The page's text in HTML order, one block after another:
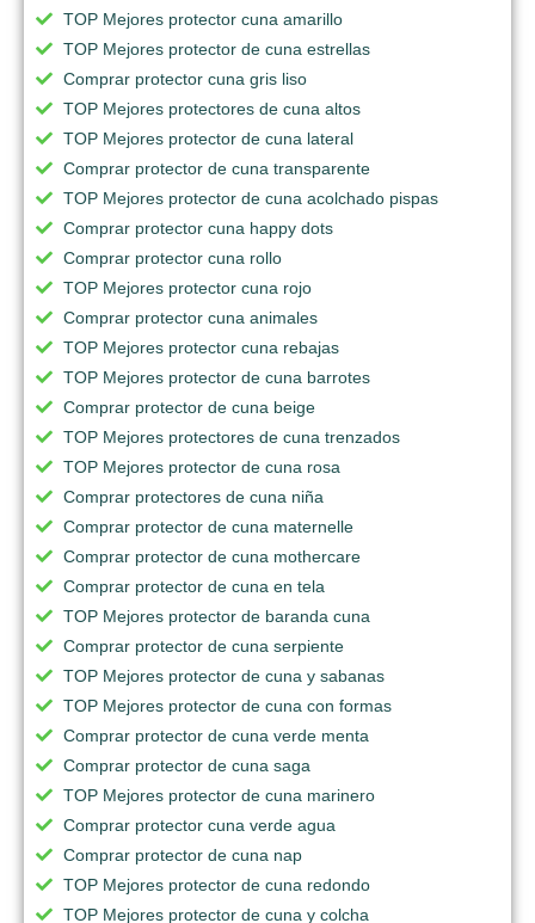
TOP Mejores protector cuna amarillo
TOP Mejores protector de cuna estrellas
Comprar protector cuna gris liso
TOP Mejores protectores de cuna altos
TOP Mejores protector de cuna lateral
Comprar protector de cuna transparente
TOP Mejores protector de cuna acolchado pispas
Comprar protector cuna happy dots
Comprar protector cuna rollo
TOP Mejores protector cuna rojo
Comprar protector cuna animales
TOP Mejores protector cuna rebajas
TOP Mejores protector de cuna barrotes
Comprar protector de cuna beige
TOP Mejores protectores de cuna trenzados
TOP Mejores protector de cuna rosa
Comprar protectores de cuna niña
Comprar protector de cuna maternelle
Comprar protector de cuna mothercare
Comprar protector de cuna en tela
TOP Mejores protector de baranda cuna
Comprar protector de cuna serpiente
TOP Mejores protector de cuna y sabanas
TOP Mejores protector de cuna con formas
Comprar protector de cuna verde menta
Comprar protector de cuna saga
TOP Mejores protector de cuna marinero
Comprar protector cuna verde agua
Comprar protector de cuna nap
TOP Mejores protector de cuna redondo
TOP Mejores protector de cuna y colcha